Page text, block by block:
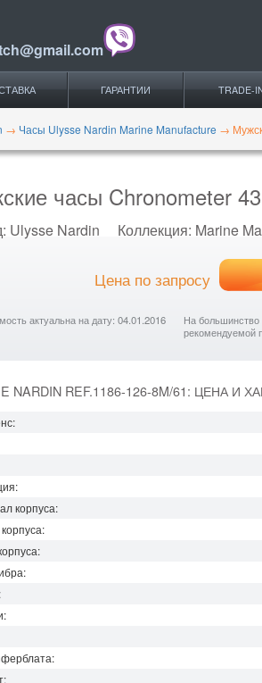
ГАРАНТИИ TRADE-
→ Часы Ulysse Nardin Marine Manufacture →
часы Chronometer
Ulysse Nardin Коллекция: Marine
Цена по запросу
актуальна на дату: 04.01.2016
На большинство
рекомендуемой
NARDIN REF.1186-126-8M/61: ЦЕНА И
корпуса: